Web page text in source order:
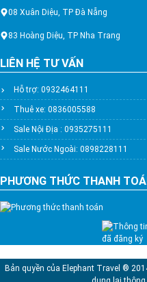
08 Xuân Diệu, TP Đà Nẵng
83 Hoàng Diệu, TP Nha Trang
LIÊN HỆ TƯ VẤN
Hỗ trợ: 0932464111
Thuê xe: 0836005588
Sale Nội Địa : 0935275111
Sale Nước Ngoài: 0898228111
PHƯƠNG THỨC THANH
Bản quyền của Elephant Travel ®